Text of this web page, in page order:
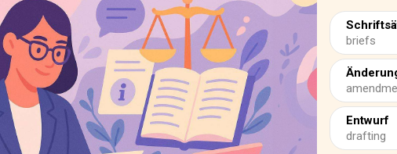
briefs
Entwurf
drafting